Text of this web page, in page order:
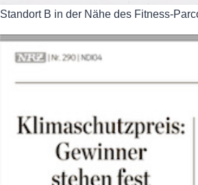
Standort B in der Nähe des Fitness-